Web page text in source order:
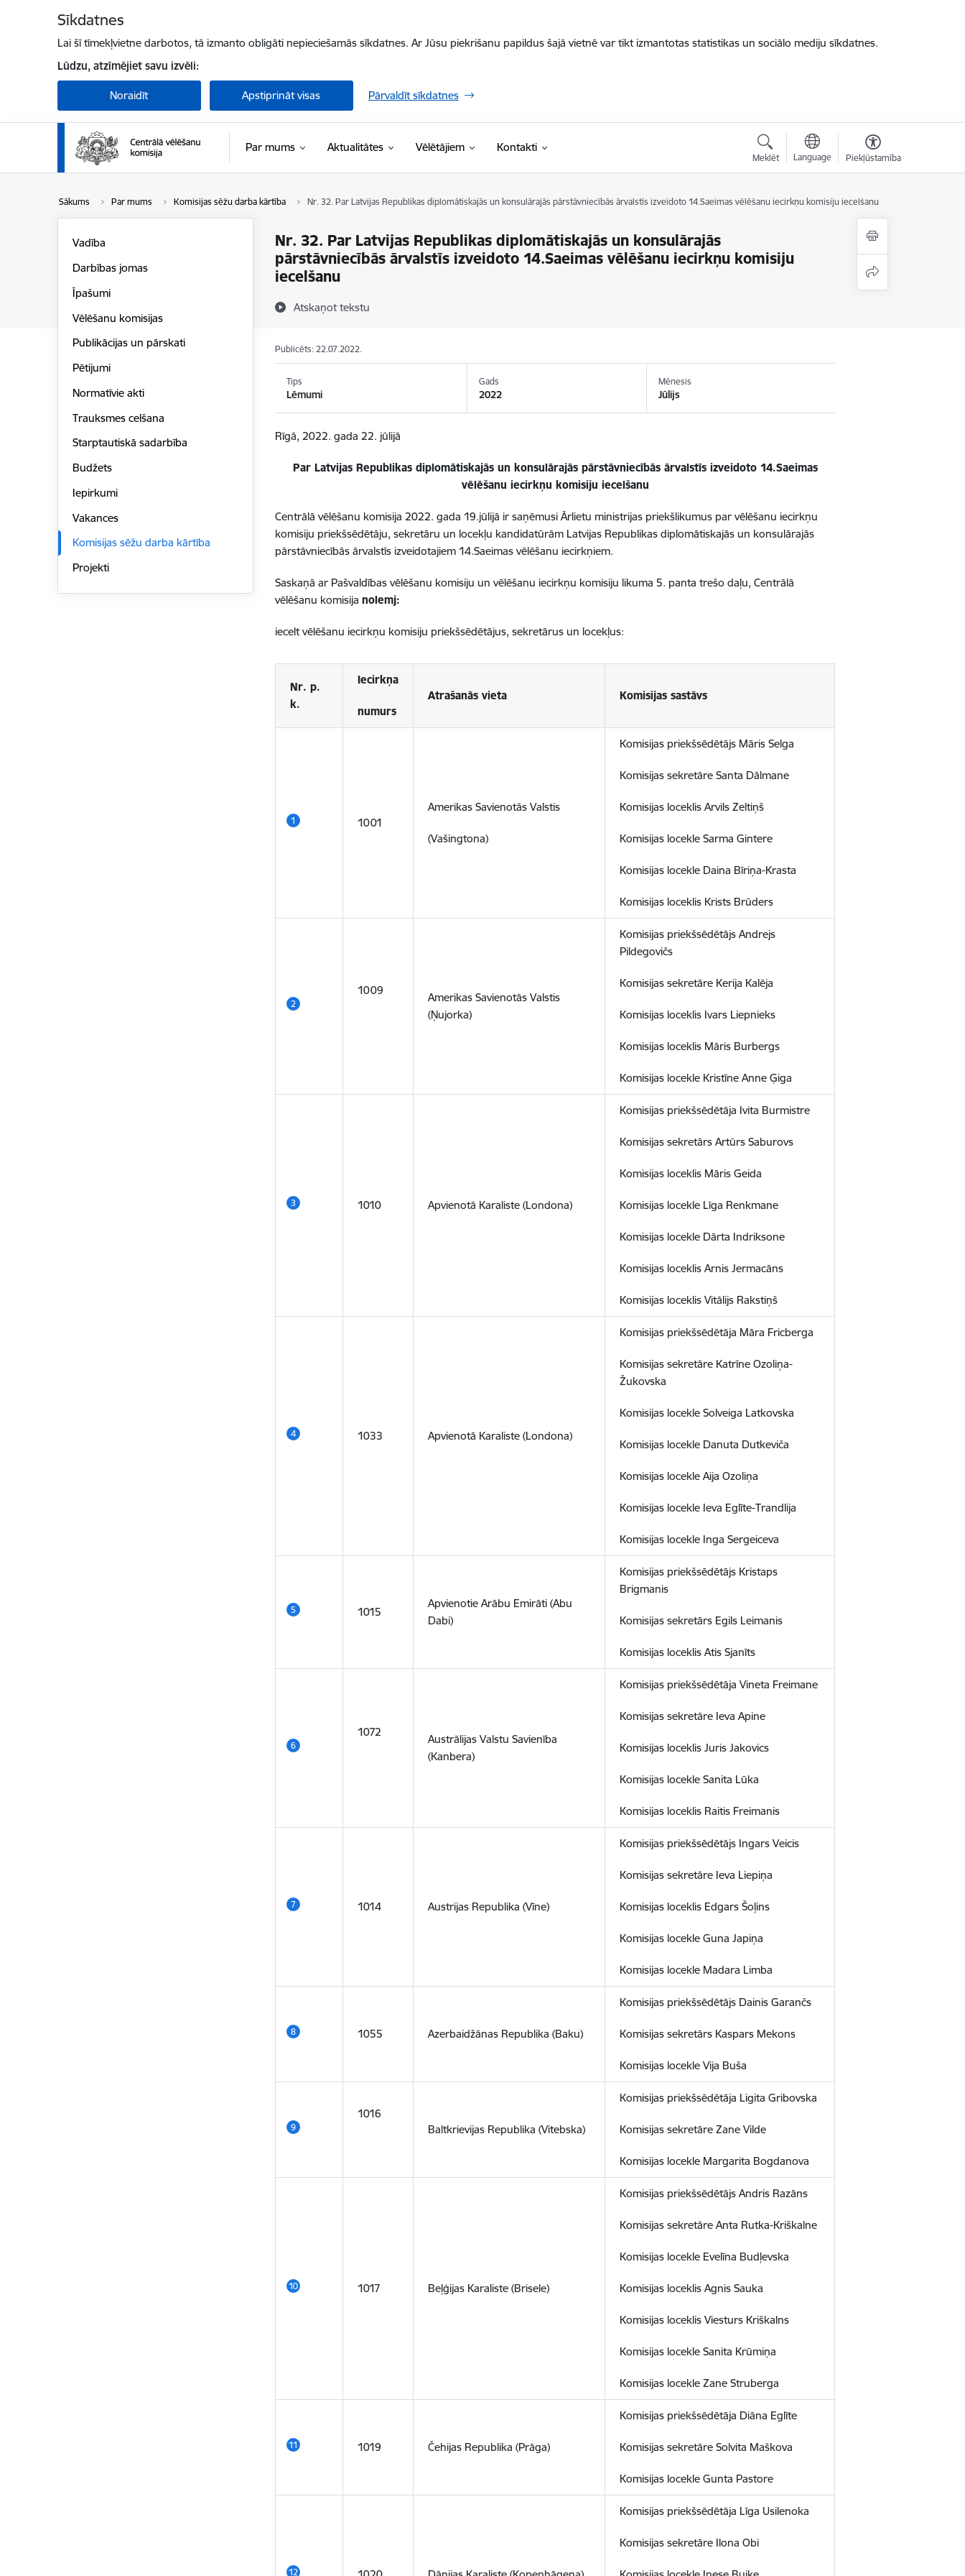
Sīkdatnes
Lai šī tīmekļvietne darbotos, tā izmanto obligāti nepieciešamās sīkdatnes. Ar Jūsu piekrišanu papildus šajā vietnē var tikt izmantotas statistikas un sociālo mediju sīkdatnes.
Lūdzu, atzīmējiet savu izvēli:
Noraidīt Apstiprināt visas Pārvaldīt sīkdatnes
Par mums Aktualitātes Vēlētājiem Kontakti
Meklēt Language Piekļūstamība
Sākums Par mums Komisijas sēžu darba kārtība Nr. 32. Par Latvijas Republikas diplomātiskajās un konsulārajās pārstāvniecībās ārvalstīs izveidoto 14.Saeimas vēlēšanu iecirkņu komisiju iecelšanu
Nr. 32. Par Latvijas Republikas diplomātiskajās un konsulārajās
pārstāvniecībās ārvalstīs izveidoto 14.Saeimas vēlēšanu iecirkņu komisiju
iecelšanu
Atskaņot tekstu
Vadība
Darbības jomas
Īpašumi
Vēlēšanu komisijas
Publikācijas un pārskati
Pētijumi
Normatīvie akti
Trauksmes celšana
Starptautiskā sadarbība
Budžets
Iepirkumi
Vakances
Komisijas sēžu darba kārtība
Projekti
Publicēts: 22.07.2022.
Tips
Lēmumi
Gads
2022
Mēnesis
Jūlijs
Rīgā, 2022. gada 22. jūlijā
Par Latvijas Republikas diplomātiskajās un konsulārajās pārstāvniecībās ārvalstīs izveidoto 14.Saeimas
vēlēšanu iecirkņu komisiju iecelšanu
Centrālā vēlēšanu komisija 2022. gada 19.jūlijā ir saņēmusi Ārlietu ministrijas priekšlikumus par vēlēšanu iecirkņu
komisiju priekšsēdētāju, sekretāru un locekļu kandidatūrām Latvijas Republikas diplomātiskajās un konsulārajās
pārstāvniecībās ārvalstīs izveidotajiem 14.Saeimas vēlēšanu iecirkņiem.
Saskaņā ar Pašvaldības vēlēšanu komisiju un vēlēšanu iecirkņu komisiju likuma 5. panta trešo daļu, Centrālā
vēlēšanu komisijanolemj:
iecelt vēlēšanu iecirkņu komisiju priekšsēdētājus, sekretārus un locekļus:
Nr. p.
k.
Iecirkņa
numurs
Atrašanās vieta Komisijas sastāvs
1001
Amerikas Savienotās Valstis
(Vašingtona)
Komisijas priekšsēdētājs Māris Selga
Komisijas sekretāre Santa Dālmane
Komisijas loceklis Arvils Zeltiņš
Komisijas locekle Sarma Gintere
Komisijas locekle Daina Bīriņa-Krasta
Komisijas loceklis Krists Brūders
1009
Amerikas Savienotās Valstis
(Ņujorka)
Komisijas priekšsēdētājs Andrejs
Pildegovičs
Komisijas sekretāre Kerija Kalēja
Komisijas loceklis Ivars Liepnieks
Komisijas loceklis Māris Burbergs
Komisijas locekle Kristīne Anne Ģiga
1010 Apvienotā Karaliste (Londona)
Komisijas priekšsēdētāja Ivita Burmistre
Komisijas sekretārs Artūrs Saburovs
Komisijas loceklis Māris Geida
Komisijas locekle Līga Renkmane
Komisijas locekle Dārta Indriksone
Komisijas loceklis Arnis Jermacāns
Komisijas loceklis Vitālijs Rakstiņš
1033 Apvienotā Karaliste (Londona)
Komisijas priekšsēdētāja Māra Fricberga
Komisijas sekretāre Katrīne Ozoliņa-
Žukovska
Komisijas locekle Solveiga Latkovska
Komisijas locekle Danuta Dutkeviča
Komisijas locekle Aija Ozoliņa
Komisijas locekle Ieva Eglīte-Trandlija
Komisijas locekle Inga Sergeiceva
1015
Apvienotie Arābu Emirāti (Abu
Dabi)
Komisijas priekšsēdētājs Kristaps
Brigmanis
Komisijas sekretārs Egils Leimanis
Komisijas loceklis Atis Sjanīts
1072
Austrālijas Valstu Savienība
(Kanbera)
Komisijas priekšsēdētāja Vineta Freimane
Komisijas sekretāre Ieva Apine
Komisijas loceklis Juris Jakovics
Komisijas locekle Sanita Lūka
Komisijas loceklis Raitis Freimanis
1014 Austrijas Republika (Vīne)
Komisijas priekšsēdētājs Ingars Veicis
Komisijas sekretāre Ieva Liepiņa
Komisijas loceklis Edgars Šoļins
Komisijas locekle Guna Japiņa
Komisijas locekle Madara Limba
1055 Azerbaidžānas Republika (Baku)
Komisijas priekšsēdētājs Dainis Garančs
Komisijas sekretārs Kaspars Mekons
Komisijas locekle Vija Buša
1016
Baltkrievijas Republika (Vitebska)
Komisijas priekšsēdētāja Ligita Gribovska
Komisijas sekretāre Zane Vilde
Komisijas locekle Margarita Bogdanova
1017 Beļģijas Karaliste (Brisele)
Komisijas priekšsēdētājs Andris Razāns
Komisijas sekretāre Anta Rutka-Kriškalne
Komisijas locekle Evelīna Budļevska
Komisijas loceklis Agnis Sauka
Komisijas loceklis Viesturs Kriškalns
Komisijas locekle Sanita Krūmiņa
Komisijas locekle Zane Struberga
1019 Čehijas Republika (Prāga)
Komisijas priekšsēdētāja Diāna Eglīte
Komisijas sekretāre Solvita Maškova
Komisijas locekle Gunta Pastore
Komisijas priekšsēdētāja Līga Usilenoka
Komisijas sekretāre Ilona Obi